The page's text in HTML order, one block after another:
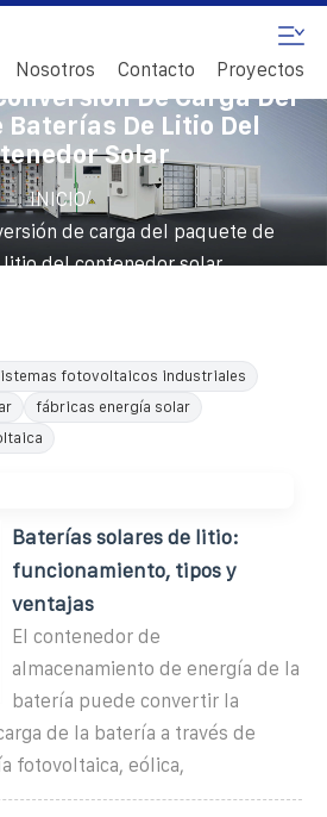
Nosotros Contacto Proyectos
De Carga Del
Baterías De Litio Del
Solar
INICIO/
de carga del paquete de
del contenedor solar
fotovoltaicos industriales
fábricas energía solar
Baterías solares de litio:
funcionamiento, tipos y
ventajas
El contenedor de
almacenamiento de energía de la
batería puede convertir la
de la batería a través de
fotovoltaica, eólica,